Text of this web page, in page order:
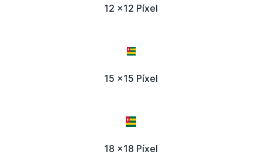
12 x12 Píxel
15 x15 Píxel
18 x18 Píxel